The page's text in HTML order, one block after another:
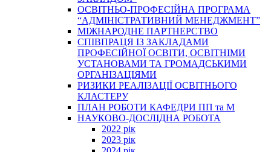
ОСВІТНЬО-ПРОФЕСІЙНА ПРОГРАМА
“АДМІНІСТРАТИВНИЙ МЕНЕДЖМЕНТ”
МІЖНАРОДНЕ ПАРТНЕРСТВО
СПІВПРАЦЯ ІЗ ЗАКЛАДАМИ
ПРОФЕСІЙНОЇ ОСВІТИ, ОСВІТНІМИ
УСТАНОВАМИ ТА ГРОМАДСЬКИМИ
ОРГАНІЗАЦІЯМИ
РИЗИКИ РЕАЛІЗАЦІЇ ОСВІТНЬОГО
КЛАСТЕРУ
ПЛАН РОБОТИ КАФЕДРИ ПП та М
НАУКОВО-ДОСЛІДНА РОБОТА
2022 рік
2023 рік